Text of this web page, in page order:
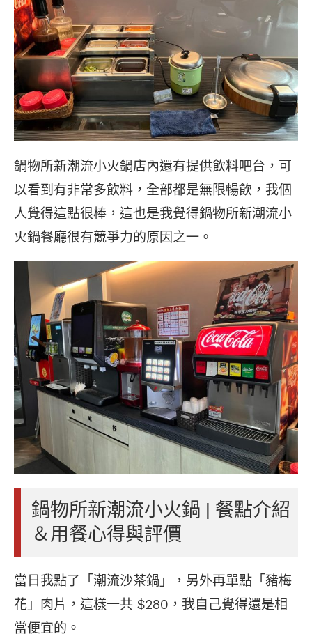
鍋物所新潮流小火鍋店內還有提供飲料吧台，可
以看到有非常多飲料，全部都是無限暢飲，我個
人覺得這點很棒，這也是我覺得鍋物所新潮流小
火鍋餐廳很有競爭力的原因之一。
鍋物所新潮流小火鍋 | 餐點介紹
＆用餐心得與評價
當日我點了「潮流沙茶鍋」，另外再單點「豬梅
花」肉片，這樣一共 $280，我自己覺得還是相
當便宜的。